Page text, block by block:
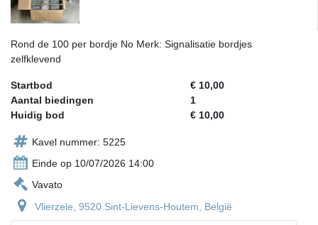
Rond de 100 per bordje No Merk: Signalisatie bordjes
zelfklevend
Startbod
€ 10,00
Aantal biedingen
1
Huidig bod
€ 10,00
Kavel nummer: 5225
Einde op 10/07/2026 14:00
Vavato
Vlierzele, 9520 Sint-Lievens-Houtem, België